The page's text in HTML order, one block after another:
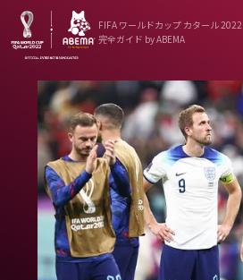
FIFA ワールドカップ カタール 2022
完全ガイド by ABEMA
ニュース
News
出場国
Teams
日本代表
Team Japan